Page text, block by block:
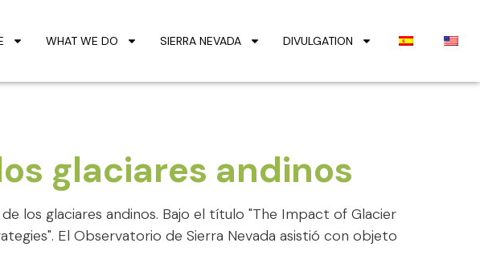
WHAT WE DO SIERRA NEVADA DIVULGATION
glaciares andinos
los glaciares andinos. Bajo el título "The Impact of Glacier
El Observatorio de Sierra Nevada asistió con objeto